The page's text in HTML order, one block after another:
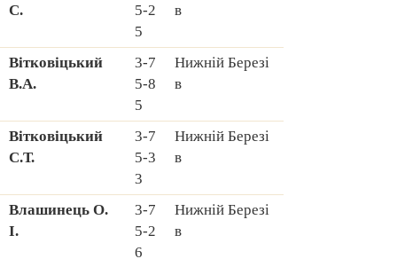
С.
5-2
5
в
Вітковіцький
В.А.
3-7
5-8
5
Hижній Березі
в
Вітковіцький
С.Т.
3-7
5-3
3
Hижній Березі
в
Влашинець О.
І.
3-7
5-2
6
Hижній Березі
в